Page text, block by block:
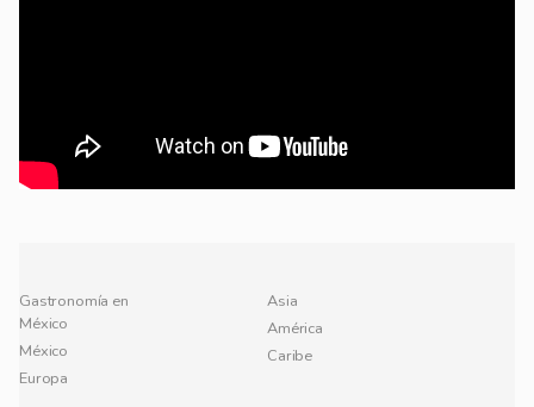
Gastronomía en
México
México
Europa
Asia
América
Caribe